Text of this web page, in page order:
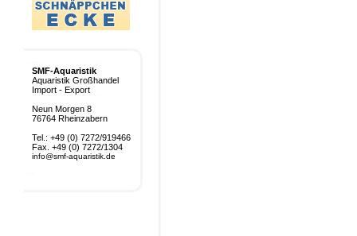
SMF-Aquaristik
Aquaristik Großhandel
Import - Export
Neun Morgen 8
76764 Rheinzabern
Tel.: +49 (0) 7272/919466
Fax. +49 (0) 7272/1304
info@smf-aquaristik.de